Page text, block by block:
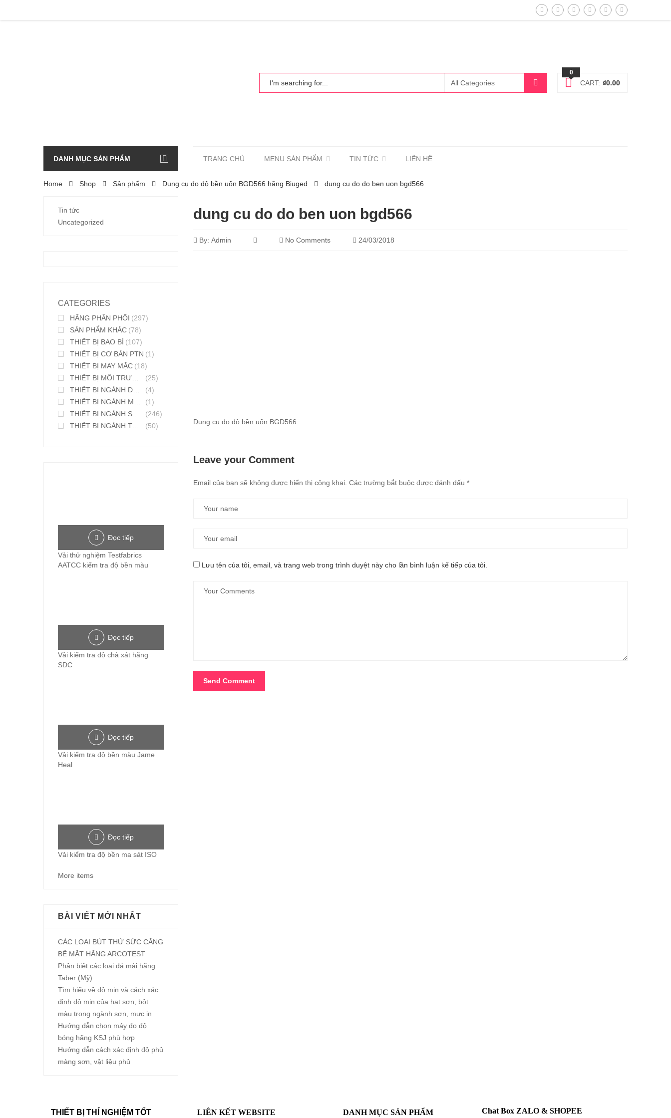
0
CART: ₫0.00
DANH MỤC SẢN PHẨM TRANG CHỦ MENU SẢN PHẨM TIN TỨC LIÊN HỆ
Home Shop Sản phẩm Dụng cụ đo độ bền uốn BGD566 hãng Biuged dung cu do do ben uon bgd566
dung cu do do ben uon bgd566
By: Admin No Comments 24/03/2018
Dụng cụ đo độ bền uốn BGD566
Leave your Comment
Email của bạn sẽ không được hiển thị công khai. Các trường bắt buộc được đánh dấu *
Lưu tên của tôi, email, và trang web trong trình duyệt này cho lần bình luận kế tiếp của tôi.
Tin tức
Uncategorized
CATEGORIES
HÃNG PHÂN PHỐI (297)
SẢN PHẨM KHÁC (78)
THIẾT BỊ BAO BÌ (107)
THIẾT BỊ CƠ BẢN PTN (1)
THIẾT BỊ MAY MẶC (18)
THIẾT BỊ MÔI TRƯỜNG
(25)
THIẾT BỊ NGÀNH DƯỢC PHẨM
(4)
THIẾT BỊ NGÀNH MỸ PHẨM
(1)
THIẾT BỊ NGÀNH SƠN MỰC IN
(246)
THIẾT BỊ NGÀNH THỰC PHẨM
(50)
Đọc tiếp
Vải thử nghiệm Testfabrics
AATCC kiểm tra độ bền màu
Đọc tiếp
Vải kiểm tra độ chà xát hãng
SDC
Đọc tiếp
Vải kiểm tra độ bền màu Jame
Heal
Đọc tiếp
Vải kiểm tra độ bền ma sát ISO
More items
BÀI VIẾT MỚI NHẤT
CÁC LOẠI BÚT THỬ SỨC CĂNG
BỀ MẶT HÃNG ARCOTEST
Phân biệt các loại đá mài hãng
Taber (Mỹ)
Tìm hiểu về độ mịn và cách xác
định độ mịn của hạt sơn, bột
màu trong ngành sơn, mực in
Hướng dẫn chọn máy đo độ
bóng hãng KSJ phù hợp
Hướng dẫn cách xác định độ phủ
màng sơn, vật liệu phủ
THIẾT BỊ THÍ NGHIỆM TỐT LIÊN KẾT WEBSITE DANH MỤC SẢN PHẨM Chat Box ZALO & SHOPEE